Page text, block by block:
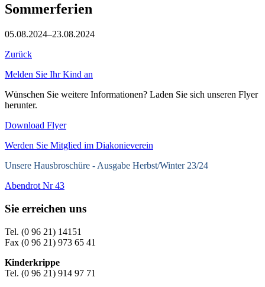
Sommerferien
05.08.2024–23.08.2024
Zurück
Melden Sie Ihr Kind an
Wünschen Sie weitere Informationen? Laden Sie sich unseren Flyer
herunter.
Download Flyer
Werden Sie Mitglied im Diakonieverein
Unsere Hausbroschüre - Ausgabe Herbst/Winter 23/24
Abendrot Nr 43
Sie erreichen uns
Tel. (0 96 21) 14151
Fax (0 96 21) 973 65 41
Kinderkrippe
Tel. (0 96 21) 914 97 71